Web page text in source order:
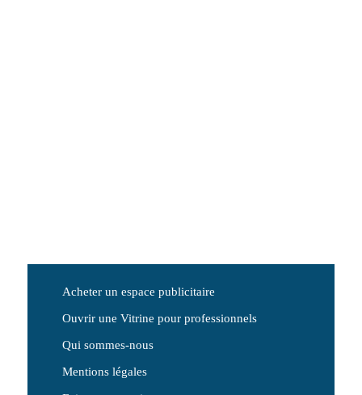
Acheter un espace publicitaire
Ouvrir une Vitrine pour professionnels
Qui sommes-nous
Mentions légales